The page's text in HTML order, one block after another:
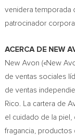
venidera temporada
patrocinador
ACERCA DE NEW
New Avon («New
de ventas sociales
de ventas
Rico . La cartera de
el cuidado de la
fragancia,